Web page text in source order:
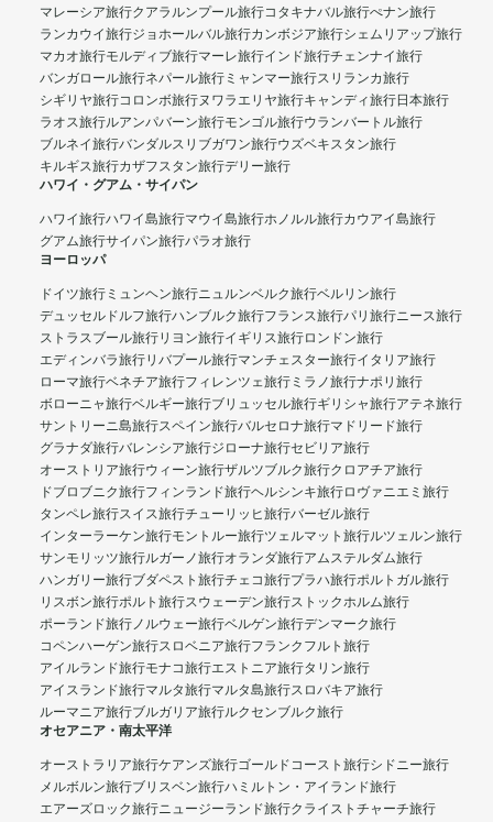
マレーシア旅行クアラルンプール旅行コタキナバル旅行ぺナン旅行
ランカウイ旅行ジョホールバル旅行カンボジア旅行シェムリアップ旅行
マカオ旅行モルディブ旅行マーレ旅行インド旅行チェンナイ旅行
バンガロール旅行ネパール旅行 ミャンマー旅行スリランカ旅行
シギリヤ旅行コロンボ旅行ヌワラエリヤ旅行キャンディ旅行日本旅行
ラオス旅行ルアンパバーン旅行モンゴル旅行ウランバートル旅行
ブルネイ旅行バンダルスリブガワン旅行ウズベキスタン旅行
キルギス旅行カザフスタン旅行デリー旅行
ハワイ・グアム・サイパン
ハワイ旅行ハワイ島旅行マウイ島旅行ホノルル旅行カウアイ島旅行
グアム旅行サイパン旅行パラオ旅行
ヨーロッパ
ドイツ旅行 ミュンヘン旅行ニュルンベルク旅行ベルリン旅行
デュッセルドルフ旅行ハンブルク旅行フランス旅行パリ旅行ニース旅行
ストラスブール旅行リヨン旅行イギリス旅行ロンドン旅行
エディンバラ旅行リバプール旅行マンチェスター旅行イタリア旅行
ローマ旅行ベネチア旅行フィレンツェ旅行 ミラノ旅行ナポリ旅行
ボローニャ旅行ベルギー旅行ブリュッセル旅行ギリシャ旅行アテネ旅行
サントリーニ島旅行スペイン旅行バルセロナ旅行マドリード旅行
グラナダ旅行バレンシア旅行ジローナ旅行セビリア旅行
オーストリア旅行ウィーン旅行ザルツブルク旅行クロアチア旅行
ドブロブニク旅行フィンランド旅行ヘルシンキ旅行ロヴァニエミ旅行
タンペレ旅行スイス旅行チューリッヒ旅行バーゼル旅行
インターラーケン旅行モントルー旅行ツェルマット旅行ルツェルン旅行
サンモリッツ旅行ルガーノ旅行オランダ旅行アムステルダム旅行
ハンガリー旅行ブダペスト旅行チェコ旅行プラハ旅行ポルトガル旅行
リスボン旅行ポルト旅行スウェーデン旅行ストックホルム旅行
ポーランド旅行ノルウェー旅行ベルゲン旅行デンマーク旅行
コペンハーゲン旅行スロベニア旅行フランクフルト旅行
アイルランド旅行モナコ旅行エストニア旅行タリン旅行
アイスランド旅行マルタ旅行マルタ島旅行スロバキア旅行
ルーマニア旅行ブルガリア旅行ルクセンブルク旅行
オセアニア・南太平洋
オーストラリア旅行ケアンズ旅行ゴールドコースト旅行シドニー旅行
メルボルン旅行ブリスベン旅行ハミルトン・アイランド旅行
エアーズロック旅行ニュージーランド旅行クライストチャーチ旅行